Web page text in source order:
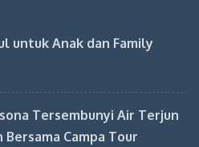
untuk Anak dan Family
Tersembunyi Air Terjun
Bersama Campa Tour